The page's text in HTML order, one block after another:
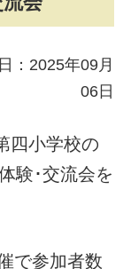
：2025年09月
06日
四小学校の
験･交流会を
で参加者数